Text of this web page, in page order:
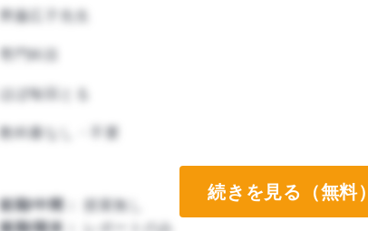
齊藤広子先生
専門科目
ほぼ毎回とる
教科書なし・不要
前期/中間：
授業無し
後期/期末：
レポートのみ
続きを見る（無料）